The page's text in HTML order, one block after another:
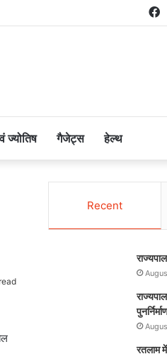
ज्योतिष गैजेट्स हेल्थ
Recent
रतलाम